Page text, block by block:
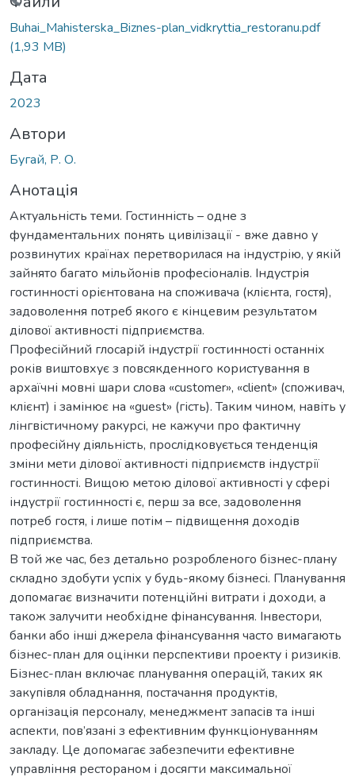
Buhai_Mahisterska_Biznes-plan_vidkryttia_restoranu.pdf
(1,93 MB)
Дата
2023
Автори
Бугай, Р. О.
Анотація
Актуальність теми. Гостинність – одне з
фундаментальних понять цивілізації - вже давно у
розвинутих країнах перетворилася на індустрію, у якій
зайнято багато мільйонів професіоналів. Індустрія
гостинності орієнтована на споживача (клієнта, гостя),
задоволення потреб якого є кінцевим результатом
ділової активності підприємства.
Професійний глосарій індустрії гостинності останніх
років виштовхує з повсякденного користування в
архаїчні мовні шари слова «customer», «client» (споживач,
клієнт) і замінює на «guest» (гість). Таким чином, навіть у
лінгвістичному ракурсі, не кажучи про фактичну
професійну діяльність, прослідковується тенденція
зміни мети ділової активності підприємств індустрії
гостинності. Вищою метою ділової активності у сфері
індустрії гостинності є, перш за все, задоволення
потреб гостя, і лише потім – підвищення доходів
підприємства.
В той же час, без детально розробленого бізнес-плану
складно здобути успіх у будь-якому бізнесі. Планування
допомагає визначити потенційні витрати і доходи, а
також залучити необхідне фінансування. Інвестори,
банки або інші джерела фінансування часто вимагають
бізнес-план для оцінки перспективи проекту і ризиків.
Бізнес-план включає планування операцій, таких як
закупівля обладнання, постачання продуктів,
організація персоналу, менеджмент запасів та інші
аспекти, пов’язані з ефективним функціонуванням
закладу. Це допомагає забезпечити ефективне
управління рестораном і досягти максимальної